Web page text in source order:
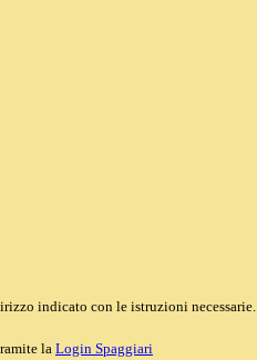
indicato con le istruzioni necessarie.
la Login Spaggiari